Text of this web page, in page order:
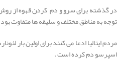
در گذشته برای سرو و دم کردن قهوه از
توجه به مناطق مختلف و سلیقه ها متفاوت
مردم ایتالیا ادعا می کنند برای اولین بار
اسپرسو دم کرده است .